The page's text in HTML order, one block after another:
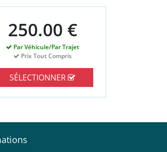
250.00 €
Par Véhicule/Par Trajet
Prix Tout Compris
SÉLECTIONNER